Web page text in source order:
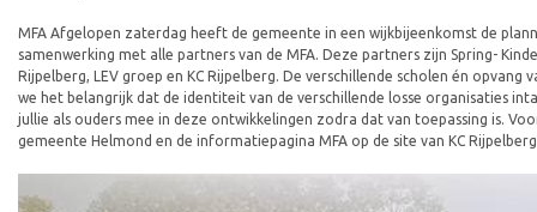
MFA Afgelopen zaterdag heeft de gemeente in een wijkbijeenkomst de
samenwerking met alle partners van de MFA. Deze partners zijn Spring-
Rijpelberg, LEV groep en KC Rijpelberg. De verschillende scholen én
we het belangrijk dat de identiteit van de verschillende losse organisaties
jullie als ouders mee in deze ontwikkelingen zodra dat van toepassing is.
gemeente Helmond en de informatiepagina MFA op de site van KC